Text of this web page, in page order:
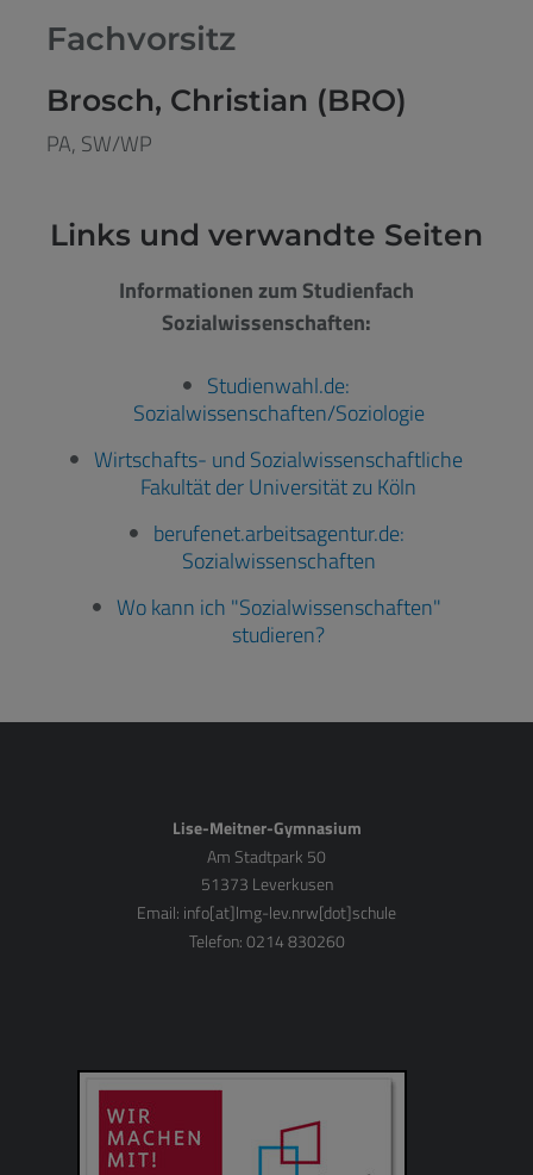
Fachvorsitz
Brosch, Christian (BRO)
PA, SW/WP
Links und verwandte Seiten
Informationen zum Studienfach
Sozialwissenschaften:
Studienwahl.de:
Sozialwissenschaften/Soziologie
Wirtschafts- und Sozialwissenschaftliche
Fakultät der Universität zu Köln
berufenet.arbeitsagentur.de:
Sozialwissenschaften
Wo kann ich "Sozialwissenschaften"
studieren?
Lise-Meitner-Gymnasium
Am Stadtpark 50
51373 Leverkusen
Email: info[at]lmg-lev.nrw[dot]schule
Telefon: 0214 830260